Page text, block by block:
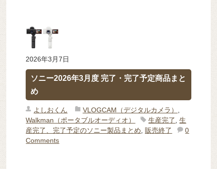
2026年3月7日
ソニー2026年3月度 完了・完了予定商品まと
め
よしおくん VLOGCAM（デジタルカメラ） ,
Walkman（ポータブルオーディオ）
生産完了,生
産完了、完了予定のソニー製品まとめ,販売終了
0
Comments